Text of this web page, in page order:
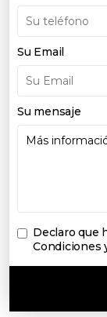
Su Email
Su mensaje
Declaro que
Condiciones